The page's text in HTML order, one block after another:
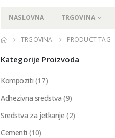
NASLOVNA TRGOVINA
TRGOVINA PRODUCT TAG -
Kategorije Proizvoda
Kompoziti (17)
Adhezivna sredstva (9)
Sredstva za jetkanje (2)
Cementi (10)